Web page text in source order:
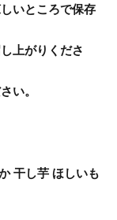
いところで保存
上がりくださ
い。
干し芋 ほしいも